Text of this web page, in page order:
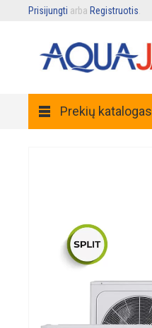
Prisijungti arba Registruotis
Prekių katalogas